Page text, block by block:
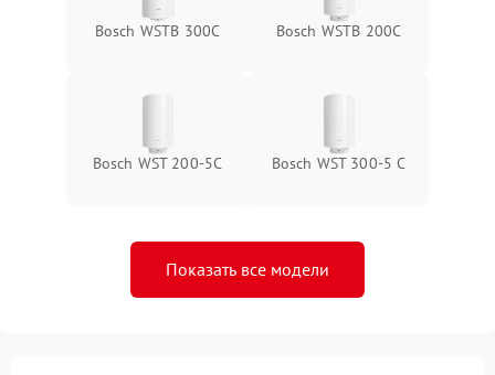
Bosch WSTB 300C Bosch WSTB 200C
Bosch WST 200-5C Bosch WST 300-5 C
Показать все модели